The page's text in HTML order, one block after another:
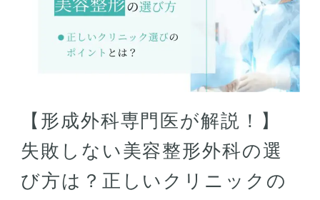
【形成外科専門医が解説！】
失敗しない美容整形外科の選
び方は？正しいクリニックの